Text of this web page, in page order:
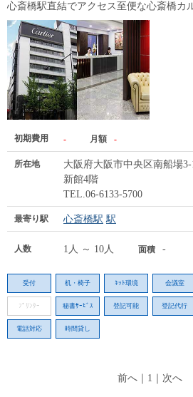
心斎橋駅直結でアクセス至便な心斎橋カ
初期費用 - 月額 -
所在地
大阪府大阪市中央区南船場
新館4階
TEL.06-6133-5700
最寄り駅 心斎橋駅 駅
人数 1人 ～ 10人 面積 -
受付 机・椅子 ﾈｯﾄ環境 会議室
ﾌﾟﾘﾝﾀｰ 秘書ｻｰﾋﾞｽ 登記可能 登記代行
電話対応 時間貸し
前へ｜ 1 次へ